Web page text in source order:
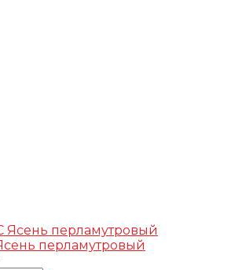
перламутровый